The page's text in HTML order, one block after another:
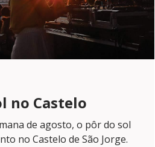
no Castelo
de agosto, o pôr do sol
no Castelo de São Jorge.